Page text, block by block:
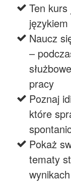
Ten
Naucz
–
pracy
Poznaj
które
Pokaż
tematy